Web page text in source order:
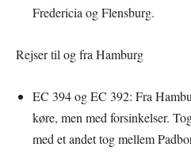
Fredericia og Flensburg.
Rejser til og fra Hamburg
EC 394 og EC 392: Fra
køre, men med forsinkelser.
med et andet tog mellem